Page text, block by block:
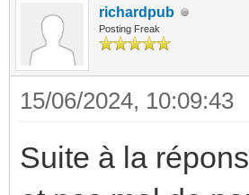
+65261.8°C)
Sensor 8:
+65261.8°C)
nvme-pci-0c00
richardpub
Posting Freak
15/06/2024, 10:09:43
Suite à la